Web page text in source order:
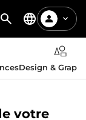
Design &
votre